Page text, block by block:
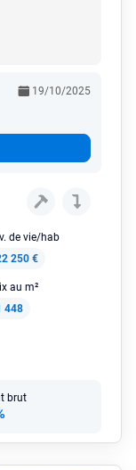
19/10/2025
de vie/hab
250 €
au m²
448
brut